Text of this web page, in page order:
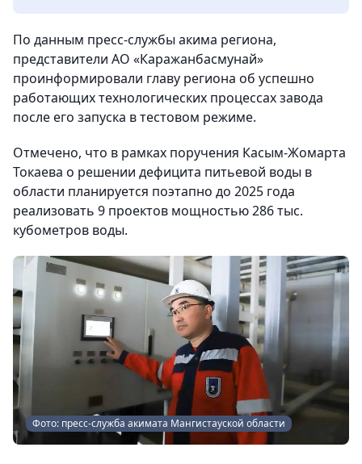
По данным пресс-службы акима региона,
представители АО «Каражанбасмунай»
проинформировали главу региона об успешно
работающих технологических процессах завода
после его запуска в тестовом режиме.
Отмечено, что в рамках поручения Касым-Жомарта
Токаева о решении дефицита питьевой воды в
области планируется поэтапно до 2025 года
реализовать 9 проектов мощностью 286 тыс.
кубометров воды.
Фото: пресс-служба акимата Мангистауской области